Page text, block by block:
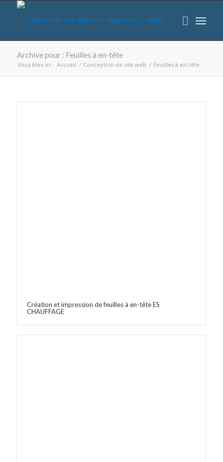
Archive pour : Feuilles à en-tête
Vous êtes ici : Accueil / Conception de site web / Feuilles à en-tête
Création et impression de feuilles à en-tête ES
CHAUFFAGE